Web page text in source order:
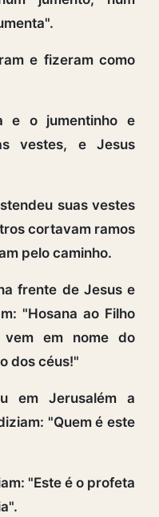
e fizeram como
e o jumentinho e
vestes, e Jesus
suas vestes
cortavam ramos
pelo caminho.
frente de Jesus e
"Hosana ao Filho
em nome do
dos céus!"
em Jerusalém a
"Quem é este
"Este é o profeta